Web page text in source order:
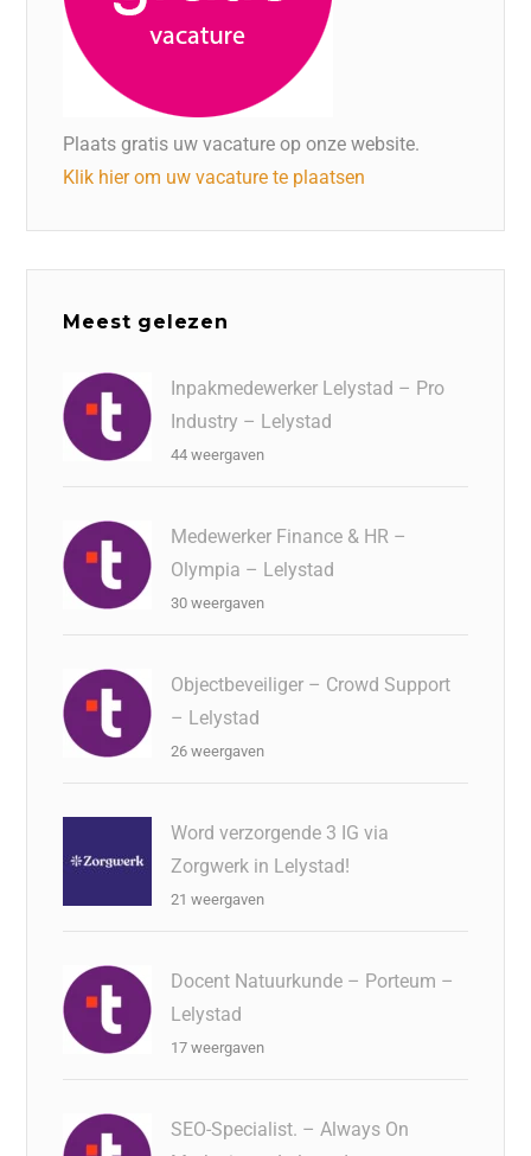
Plaats gratis uw vacature op onze website.
Klik hier om uw vacature te plaatsen
Meest gelezen
Inpakmedewerker Lelystad – Pro
Industry – Lelystad
44 weergaven
Medewerker Finance & HR –
Olympia – Lelystad
30 weergaven
Objectbeveiliger – Crowd Support
– Lelystad
26 weergaven
Word verzorgende 3 IG via
Zorgwerk in Lelystad!
21 weergaven
Docent Natuurkunde – Porteum –
Lelystad
17 weergaven
SEO-Specialist. – Always On